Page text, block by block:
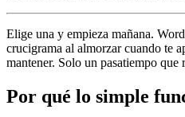
Elige una y empieza mañana.
crucigrama al almorzar cuando te
mantener. Solo un pasatiempo que
Por qué lo simple